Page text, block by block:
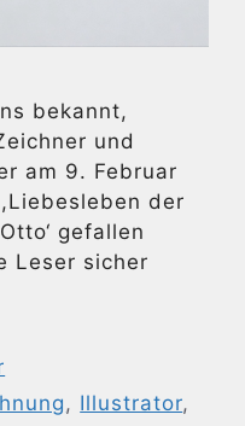
bekannt,
und
am 9. Februar
der
gefallen
Leser sicher
, Illustrator,